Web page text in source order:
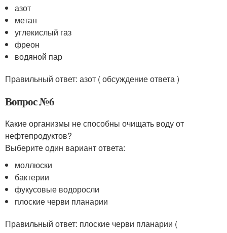
азот
метан
углекислый газ
фреон
водяной пар
Правильный ответ: азот ( обсуждение ответа )
Вопрос №6
Какие организмы не способны очищать воду от
нефтепродуктов?
Выберите один вариант ответа:
моллюски
бактерии
фукусовые водоросли
плоские черви планарии
Правильный ответ: плоские черви планарии (